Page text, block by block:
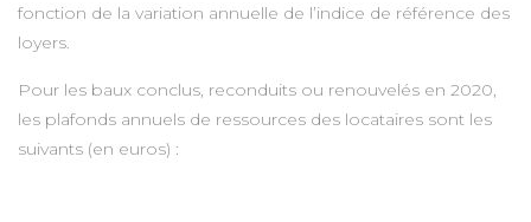
fonction de la variation annuelle de l’indice de référence des
loyers.
Pour les baux conclus, reconduits ou renouvelés en 2020,
les plafonds annuels de ressources des locataires sont les
suivants (en euros) :